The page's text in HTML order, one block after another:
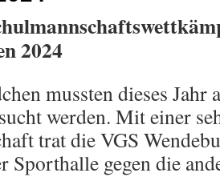
2024
mussten dieses Jahr
werden. Mit einer
trat die VGS
Sporthalle gegen die